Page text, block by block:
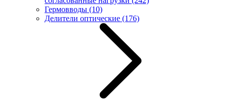
Гермовводы (10)
Делители оптические (176)